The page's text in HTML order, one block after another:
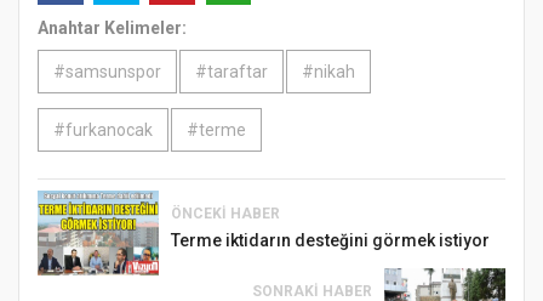
Anahtar Kelimeler:
#samsunspor #taraftar #nikah
#furkanocak #terme
ÖNCEKI HABER
Terme iktidarın desteğini görmek istiyor
SONRAKI HABER